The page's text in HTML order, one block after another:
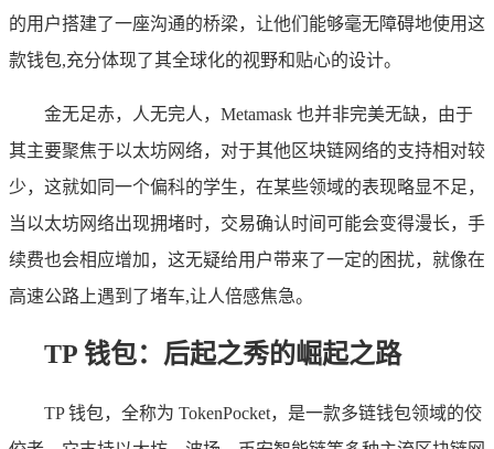
的用户搭建了一座沟通的桥梁，让他们能够毫无障碍地使用这
款钱包,充分体现了其全球化的视野和贴心的设计。
金无足赤，人无完人，Metamask 也并非完美无缺，由于
其主要聚焦于以太坊网络，对于其他区块链网络的支持相对较
少，这就如同一个偏科的学生，在某些领域的表现略显不足，
当以太坊网络出现拥堵时，交易确认时间可能会变得漫长，手
续费也会相应增加，这无疑给用户带来了一定的困扰，就像在
高速公路上遇到了堵车,让人倍感焦急。
TP 钱包：后起之秀的崛起之路
TP 钱包，全称为 TokenPocket，是一款多链钱包领域的佼